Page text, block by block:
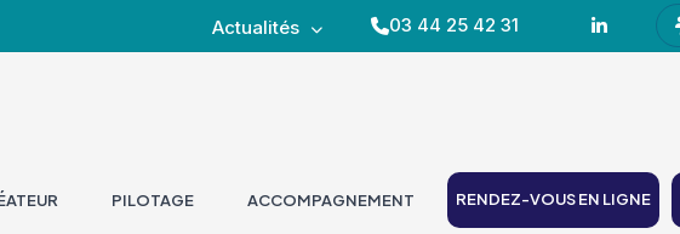
Actualités 03 44 25 42 31
PILOTAGE ACCOMPAGNEMENT RENDEZ-VOUS EN LIGNE